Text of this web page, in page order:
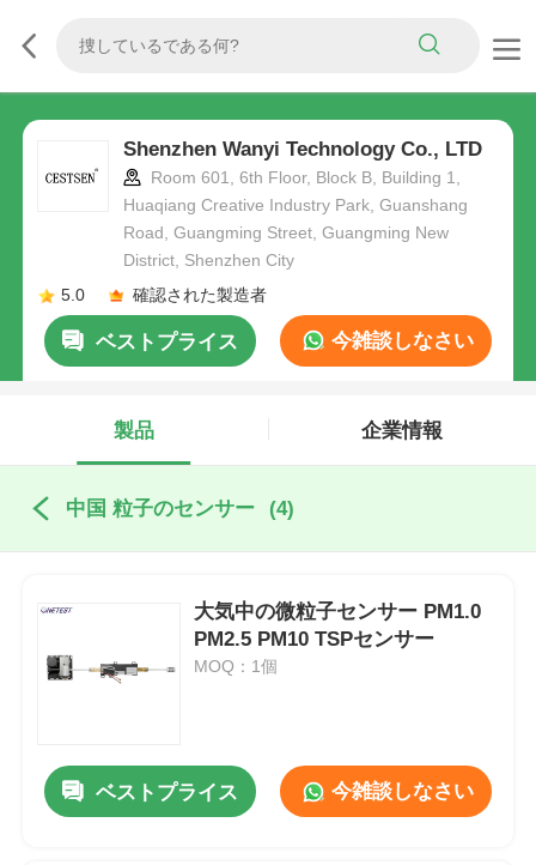
Shenzhen Wanyi Technology Co., LTD
Room 601, 6th Floor, Block B, Building 1,
Huaqiang Creative Industry Park, Guanshang
Road, Guangming Street, Guangming New
District, Shenzhen City
5.0
確認された製造者
ベストプライス 今雑談しなさい
製品 企業情報
中国 粒子のセンサー (4)
大気中の微粒子センサー PM1.0
PM2.5 PM10 TSPセンサー
MOQ：1個
ベストプライス 今雑談しなさい